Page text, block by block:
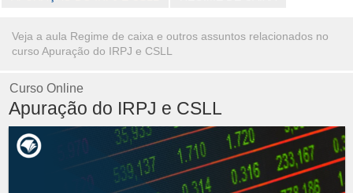
Veja a aula Regime de caixa e outros assuntos relacionados no
curso Apuração do IRPJ e CSLL
Curso Online
Apuração do IRPJ e CSLL